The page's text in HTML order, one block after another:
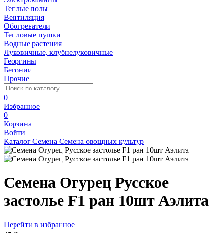
Теплые полы
Вентиляция
Обогреватели
Тепловые пушки
Водные растения
Луковичные, клубнелуковичные
Георгины
Бегонии
Прочие
0
Избранное
0
Корзина
Войти
Каталог Семена Семена овощных культур
Семена Огурец Русское
застолье F1 ран 10шт Аэлита
Перейти в избранное